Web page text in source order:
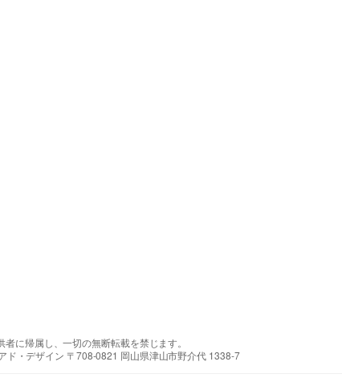
に帰属し、一切の無断転載を禁じます。
ド・デザイン 〒708-0821 岡山県津山市野介代 1338-7